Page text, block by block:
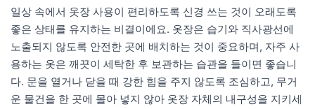
일상 속에서 옷장 사용이 편리하도록 신경 쓰는 것이 오래도록
좋은 상태를 유지하는 비결이에요. 옷장은 습기와 직사광선에
노출되지 않도록 안전한 곳에 배치하는 것이 중요하며, 자주 사
용하는 옷은 깨끗이 세탁한 후 보관하는 습관을 들이면 좋습니
다. 문을 열거나 닫을 때 강한 힘을 주지 않도록 조심하고, 무거
운 물건을 한 곳에 몰아 넣지 않아 옷장 자체의 내구성을 지키세